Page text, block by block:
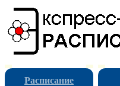
Расписание